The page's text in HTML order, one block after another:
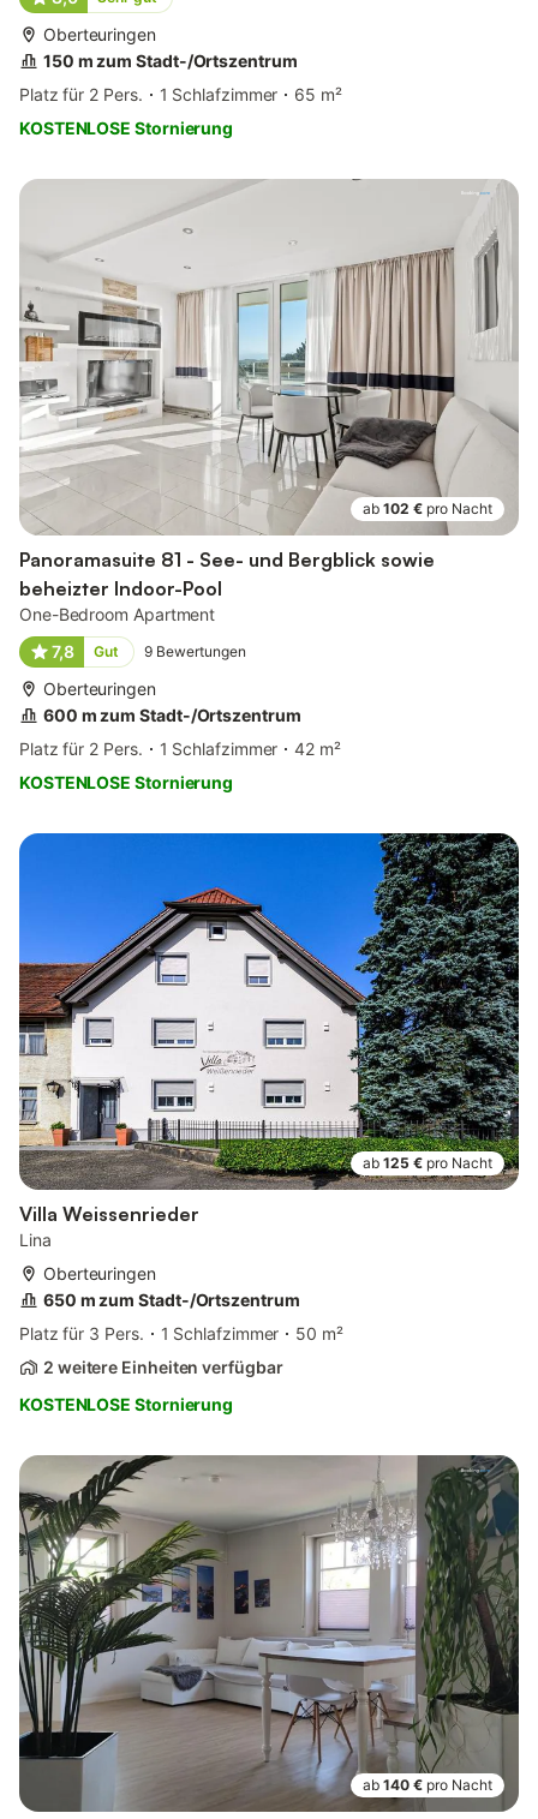
Oberteuringen
150 m zum Stadt-/Ortszentrum
Platz für 2 Pers.
1 Schlafzimmer
65 m²
KOSTENLOSE Stornierung
ab 102 € pro Nacht
Panoramasuite 81 - See- und Bergblick sowie
beheizter Indoor-Pool
One-Bedroom Apartment
7,8
Gut 9 Bewertungen
Oberteuringen
600 m zum Stadt-/Ortszentrum
Platz für 2 Pers.
1 Schlafzimmer
42 m²
KOSTENLOSE Stornierung
ab 125 € pro Nacht
Villa Weissenrieder
Lina
Oberteuringen
650 m zum Stadt-/Ortszentrum
Platz für 3 Pers.
1 Schlafzimmer
50 m²
2 weitere Einheiten verfügbar
KOSTENLOSE Stornierung
ab 140 € pro Nacht